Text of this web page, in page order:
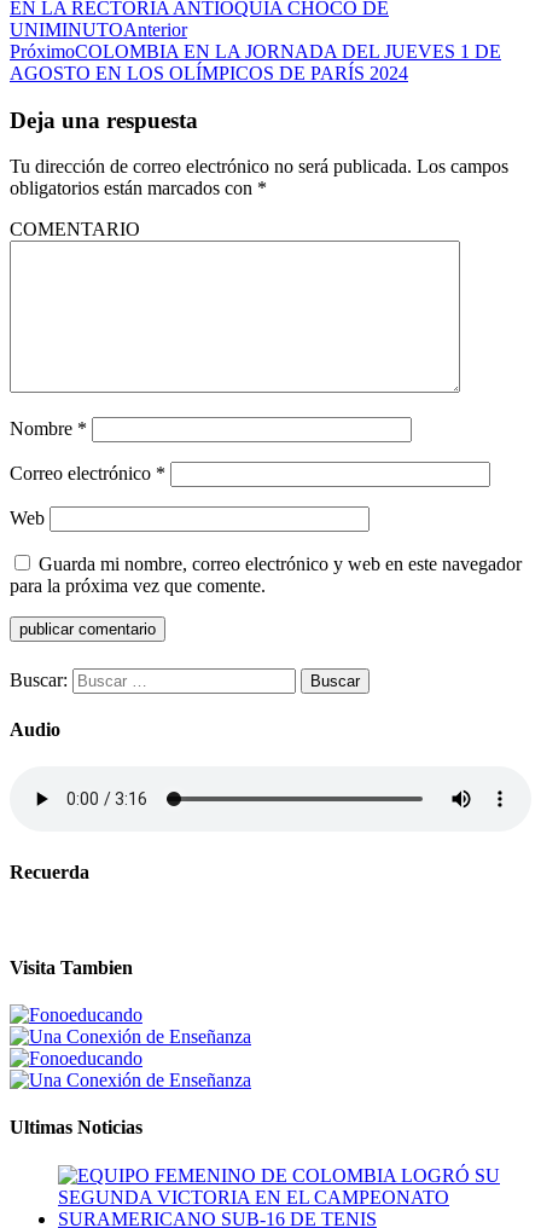
EN LA RECTORÍA ANTIOQUIA CHOCÓ DE
UNIMINUTOAnterior
PróximoCOLOMBIA EN LA JORNADA DEL JUEVES 1 DE
AGOSTO EN LOS OLÍMPICOS DE PARÍS 2024
Deja una respuesta
Tu dirección de correo electrónico no será publicada. Los campos
obligatorios están marcados con *
COMENTARIO
Nombre *
Correo electrónico *
Web
Guarda mi nombre, correo electrónico y web en este navegador
para la próxima vez que comente.
Buscar:
Audio
Recuerda
Visita Tambien
Ultimas Noticias